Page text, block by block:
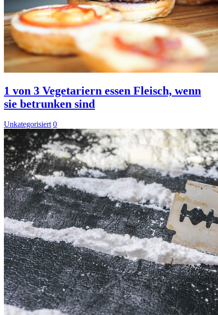
1 von 3 Vegetariern essen Fleisch, wenn
sie betrunken sind
Unkategorisiert 0